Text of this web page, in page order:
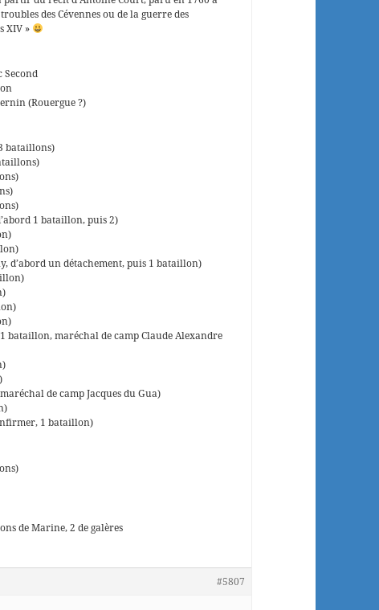
des Cévennes ou de la guerre des
XIV »
Second
(Rouergue ?)
bataillons)
1 bataillon, puis 2)
d’abord un détachement, puis 1 bataillon)
bataillon, maréchal de camp Claude Alexandre
de camp Jacques du Gua)
1 bataillon)
de Marine, 2 de galères
#5807